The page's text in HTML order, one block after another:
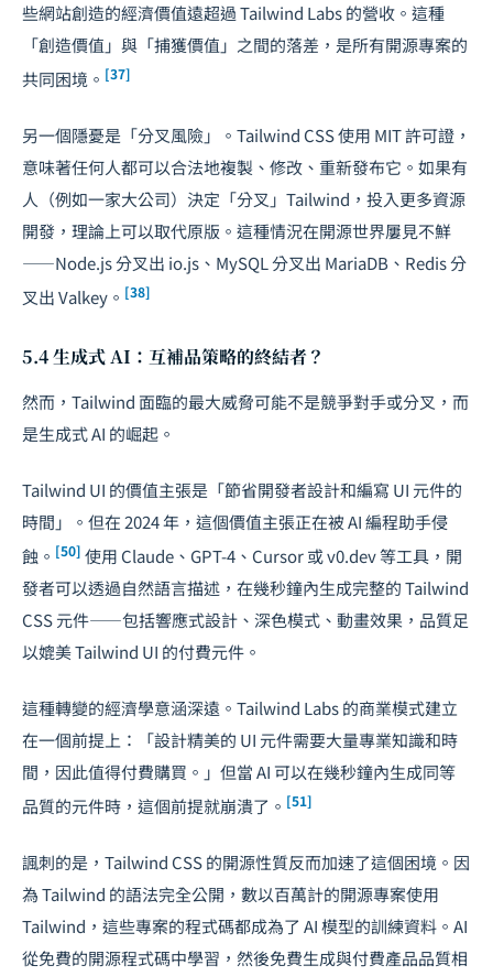
些網站創造的經濟價值遠超過 Tailwind Labs 的營收。這種
「創造價值」與「捕獲價值」之間的落差，是所有開源專案的
共同困境。 [37]
另一個隱憂是「分叉風險」。Tailwind CSS 使用 MIT 許可證，
意味著任何人都可以合法地複製、修改、重新發布它。如果有
人（例如一家大公司）決定「分叉」Tailwind，投入更多資源
開發，理論上可以取代原版。這種情況在開源世界屢見不鮮
——Node.js 分叉出 io.js、MySQL 分叉出 MariaDB、Redis 分
叉出 Valkey。 [38]
5.4 生成式 AI：互補品策略的終結者？
然而，Tailwind 面臨的最大威脅可能不是競爭對手或分叉，而
是生成式 AI 的崛起。
Tailwind UI 的價值主張是「節省開發者設計和編寫 UI 元件的
時間」。但在 2024 年，這個價值主張正在被 AI 編程助手侵
蝕。 [50] 使用 Claude、GPT-4、Cursor 或 v0.dev 等工具，開
發者可以透過自然語言描述，在幾秒鐘內生成完整的 Tailwind
CSS 元件——包括響應式設計、深色模式、動畫效果，品質足
以媲美 Tailwind UI 的付費元件。
這種轉變的經濟學意涵深遠。Tailwind Labs 的商業模式建立
在一個前提上：「設計精美的 UI 元件需要大量專業知識和時
間，因此值得付費購買。」但當 AI 可以在幾秒鐘內生成同等
品質的元件時，這個前提就崩潰了。 [51]
諷刺的是，Tailwind CSS 的開源性質反而加速了這個困境。因
為 Tailwind 的語法完全公開，數以百萬計的開源專案使用
Tailwind，這些專案的程式碼都成為了 AI 模型的訓練資料。AI
從免費的開源程式碼中學習，然後免費生成與付費產品品質相